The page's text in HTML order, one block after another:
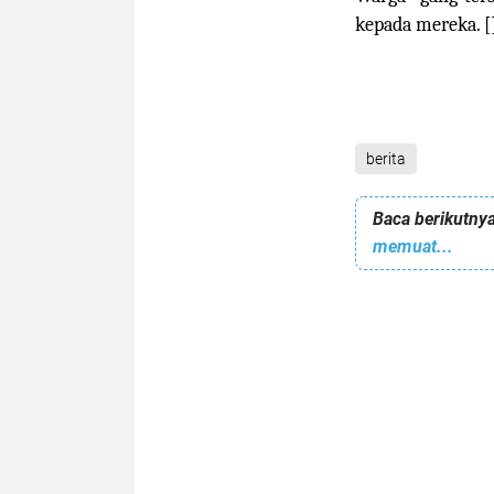
kepada mereka.
berita
Baca
memuat...